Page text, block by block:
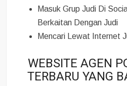
Masuk Grup Judi Di
Berkaitan Dengan Judi
Mencari Lewat Internet
WEBSITE AGEN
TERBARU YANG